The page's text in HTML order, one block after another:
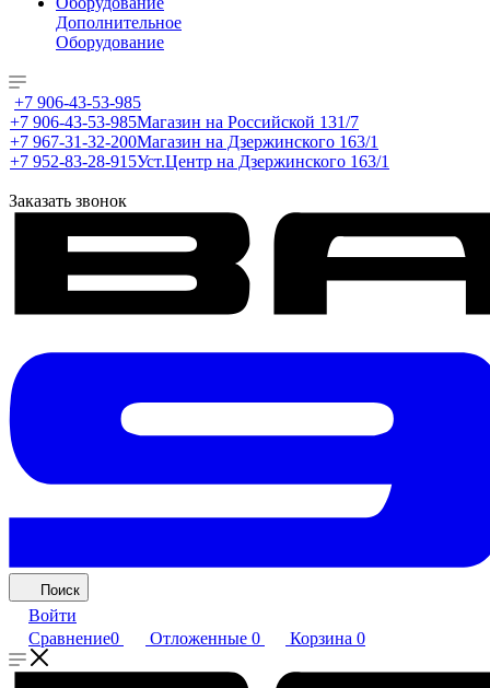
Дополнительное
Оборудование
+7 906-43-53-985
+7 906-43-53-985Магазин на Российской 131/7
+7 967-31-32-200Магазин на Дзержинского 163/1
+7 952-83-28-915Уст.Центр на Дзержинского 163/1
Заказать звонок
Поиск
Войти
Сравнение0 Отложенные 0 Корзина 0